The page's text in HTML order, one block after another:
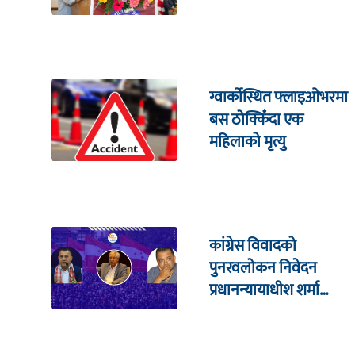
ग्वार्कोस्थित फ्लाइओभरमा
बस ठोक्किँदा एक
महिलाको मृत्यु
कांग्रेस विवादको
पुनरवलोकन निवेदन
प्रधानन्यायाधीश शर्मा